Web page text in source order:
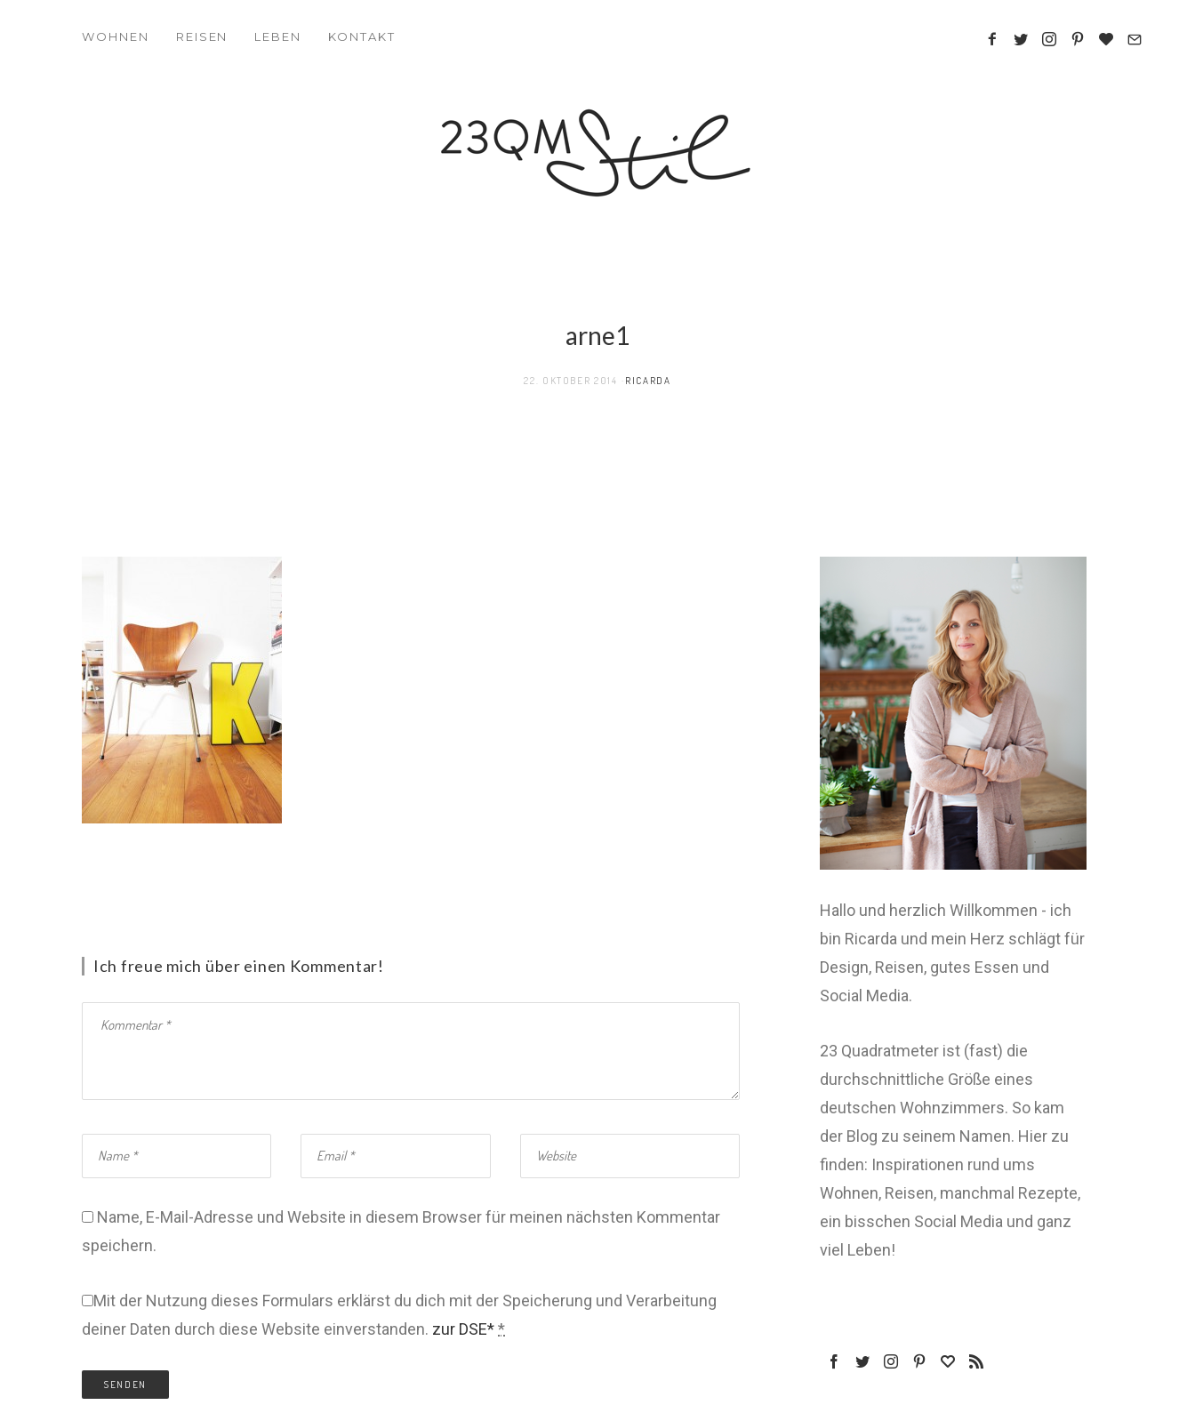
WOHNEN REISEN LEBEN KONTAKT
arne1
22. OKTOBER 2014 RICARDA
Ich freue mich über einen Kommentar!
Name, E-Mail-Adresse und Website in diesem Browser für meinen nächsten Kommentar
speichern.
Mit der Nutzung dieses Formulars erklärst du dich mit der Speicherung und Verarbeitung
deiner Daten durch diese Website einverstanden. zur DSE**
Hallo und herzlich Willkommen - ich
bin Ricarda und mein Herz schlägt für
Design, Reisen, gutes Essen und
Social Media.
23 Quadratmeter ist (fast) die
durchschnittliche Größe eines
deutschen Wohnzimmers. So kam
der Blog zu seinem Namen. Hier zu
finden: Inspirationen rund ums
Wohnen, Reisen, manchmal Rezepte,
ein bisschen Social Media und ganz
viel Leben!